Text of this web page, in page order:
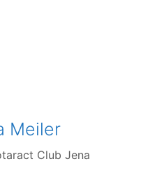
Meiler
Club Jena